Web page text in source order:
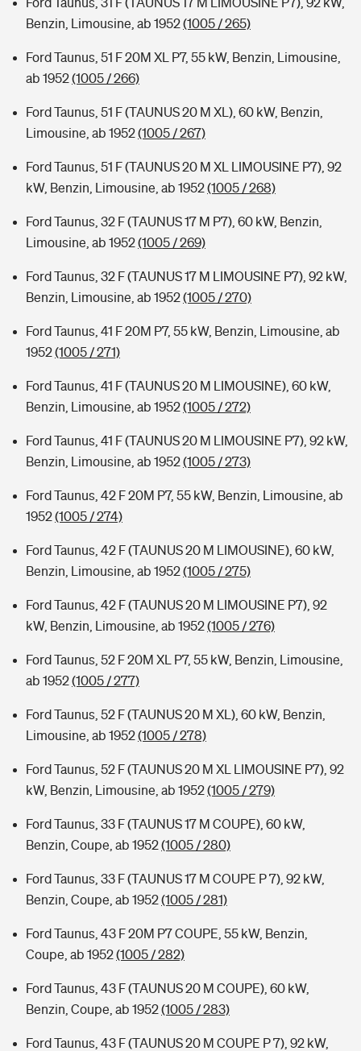
Benzin, Limousine, ab 1952(1005 / 265)
Ford Taunus, 51 F 20M XL P7, 55 kW, Benzin, Limousine,
ab 1952(1005 / 266)
Ford Taunus, 51 F (TAUNUS 20 M XL), 60 kW, Benzin,
Limousine, ab 1952(1005 / 267)
Ford Taunus, 51 F (TAUNUS 20 M XL LIMOUSINE P7), 92
kW, Benzin, Limousine, ab 1952(1005 / 268)
Ford Taunus, 32 F (TAUNUS 17 M P7), 60 kW, Benzin,
Limousine, ab 1952(1005 / 269)
Ford Taunus, 32 F (TAUNUS 17 M LIMOUSINE P7), 92 kW,
Benzin, Limousine, ab 1952(1005 / 270)
Ford Taunus, 41 F 20M P7, 55 kW, Benzin, Limousine, ab
1952(1005 / 271)
Ford Taunus, 41 F (TAUNUS 20 M LIMOUSINE), 60 kW,
Benzin, Limousine, ab 1952(1005 / 272)
Ford Taunus, 41 F (TAUNUS 20 M LIMOUSINE P7), 92 kW,
Benzin, Limousine, ab 1952(1005 / 273)
Ford Taunus, 42 F 20M P7, 55 kW, Benzin, Limousine, ab
1952(1005 / 274)
Ford Taunus, 42 F (TAUNUS 20 M LIMOUSINE), 60 kW,
Benzin, Limousine, ab 1952(1005 / 275)
Ford Taunus, 42 F (TAUNUS 20 M LIMOUSINE P7), 92
kW, Benzin, Limousine, ab 1952(1005 / 276)
Ford Taunus, 52 F 20M XL P7, 55 kW, Benzin, Limousine,
ab 1952(1005 / 277)
Ford Taunus, 52 F (TAUNUS 20 M XL), 60 kW, Benzin,
Limousine, ab 1952(1005 / 278)
Ford Taunus, 52 F (TAUNUS 20 M XL LIMOUSINE P7), 92
kW, Benzin, Limousine, ab 1952(1005 / 279)
Ford Taunus, 33 F (TAUNUS 17 M COUPE), 60 kW,
Benzin, Coupe, ab 1952(1005 / 280)
Ford Taunus, 33 F (TAUNUS 17 M COUPE P 7), 92 kW,
Benzin, Coupe, ab 1952(1005 / 281)
Ford Taunus, 43 F 20M P7 COUPE, 55 kW, Benzin,
Coupe, ab 1952(1005 / 282)
Ford Taunus, 43 F (TAUNUS 20 M COUPE), 60 kW,
Benzin, Coupe, ab 1952(1005 / 283)
Ford Taunus, 43 F (TAUNUS 20 M COUPE P 7), 92 kW,